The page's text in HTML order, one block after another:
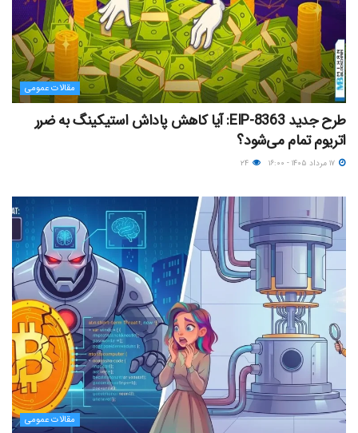
مقالات عمومی
طرح جدید EIP-8363: آیا کاهش پاداش استیکینگ به ضرر
اتریوم تمام می‌شود؟
مقالات عمومی